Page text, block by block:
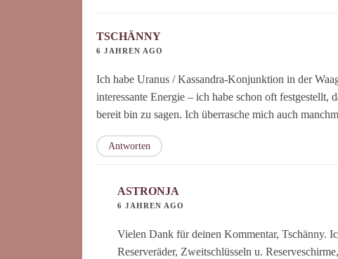
TSCHÄNNY
6 JAHREN AGO
Ich habe Uranus / Kassandra-Konjunktion in der
interessante Energie – ich habe schon oft festgestellt,
bereit bin zu sagen. Ich überrasche mich auch
Antworten
ASTRONJA
6 JAHREN AGO
Vielen Dank für deinen Kommentar, Tschänny.
Reserveräder, Zweitschlüsseln u.